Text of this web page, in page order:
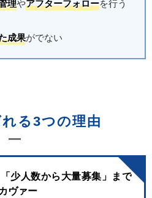
理やアフターフォローを行う
成果がでない
る3つの理由
少人数から大量募集」まで
ヴァー